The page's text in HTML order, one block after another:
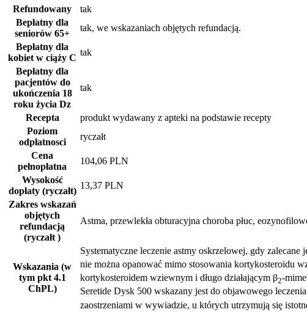
Refundowany
tak
Bepłatny dla
seniorów 65+
tak, we wskazaniach objętych refundacją.
Bepłatny dla
kobiet w ciąży C
tak
Bepłatny dla
pacjentów do
ukończenia 18
roku życia Dz
tak
Recepta
produkt wydawany z apteki na podstawie recepty
Poziom
odpłatnosci
ryczałt
Cena
pełnopłatna
104,06 PLN
Wysokość
dopłaty (ryczałt)
13,37 PLN
Zakres wskazań
objętych
refundacją
(ryczałt )
Astma, przewlekła obturacyjna choroba płuc,
Wskazania (w
tym pkt 4.1
ChPL)
Systematyczne leczenie astmy oskrzelowej, gdy zalecane
nie można opanować mimo stosowania kortykosteroidu
kortykosteroidem wziewnym i długo działającym β2-
Seretide Dysk 500 wskazany jest do objawowego
zaostrzeniami w wywiadzie, u których utrzymują się